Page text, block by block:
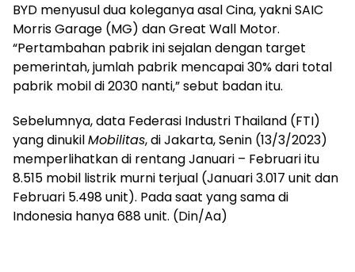
BYD menyusul dua koleganya asal Cina, yakni SAIC
Morris Garage (MG) dan Great Wall Motor.
“Pertambahan pabrik ini sejalan dengan target
pemerintah, jumlah pabrik mencapai 30% dari total
pabrik mobil di 2030 nanti,” sebut badan itu.
Sebelumnya, data Federasi Industri Thailand (FTI)
yang dinukilMobilitas, di Jakarta, Senin (13/3/2023)
memperlihatkan di rentang Januari – Februari itu
8.515 mobil listrik murni terjual (Januari 3.017 unit dan
Februari 5.498 unit). Pada saat yang sama di
Indonesia hanya 688 unit. (Din/Aa)